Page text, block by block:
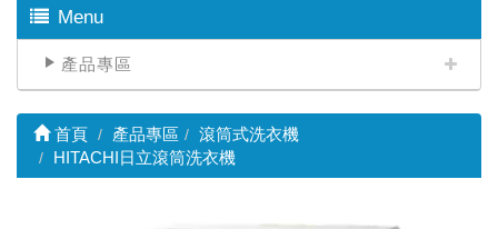
Menu
產品專區
首頁 產品專區
滾筒式洗衣機
HITACHI日立滾筒洗衣機